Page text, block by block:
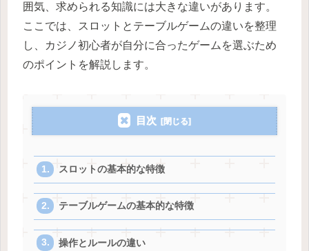
囲気、求められる知識には大きな違いがあります。
ここでは、スロットとテーブルゲームの違いを整理
し、カジノ初心者が自分に合ったゲームを選ぶため
のポイントを解説します。
目次
スロットの基本的な特徴
テーブルゲームの基本的な特徴
操作とルールの違い